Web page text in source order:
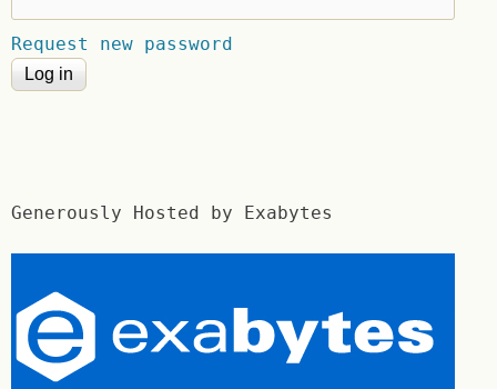
Request new password
Generously Hosted by Exabytes